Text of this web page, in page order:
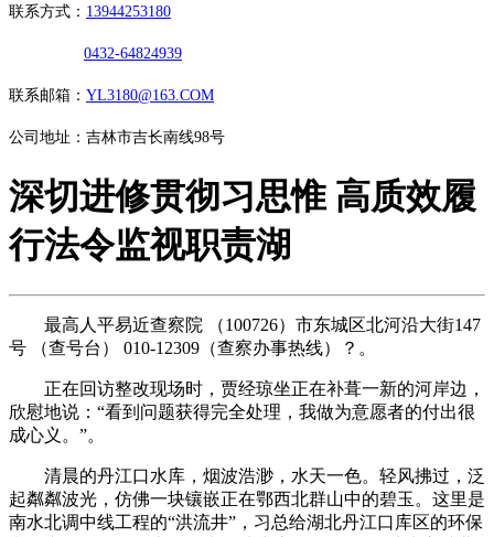
联系方式： 13944253180
0432-64824939
联系邮箱： YL3180@163.COM
公司地址：吉林市吉长南线98号
深切进修贯彻习思惟 高质效履
行法令监视职责湖
最高人平易近查察院 （100726）市东城区北河沿大街147
号 （查号台） 010-12309（查察办事热线）？。
正在回访整改现场时，贾经琼坐正在补葺一新的河岸边，
欣慰地说：“看到问题获得完全处理，我做为意愿者的付出很
成心义。”。
清晨的丹江口水库，烟波浩渺，水天一色。轻风拂过，泛
起粼粼波光，仿佛一块镶嵌正在鄂西北群山中的碧玉。这里是
南水北调中线工程的“洪流井”，习总给湖北丹江口库区的环保